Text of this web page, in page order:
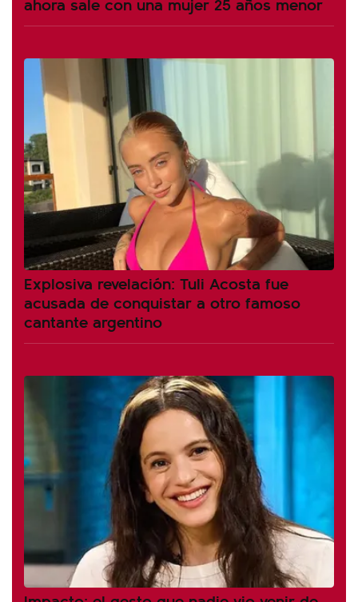
Explosiva revelación: Tuli Acosta fue
acusada de conquistar a otro famoso
cantante argentino